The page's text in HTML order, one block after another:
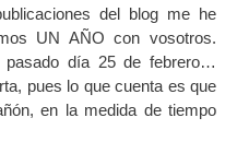
del blog me he
UN AÑO con vosotros.
pasado día 25 de febrero…
pues lo que cuenta es que
en la medida de tiempo